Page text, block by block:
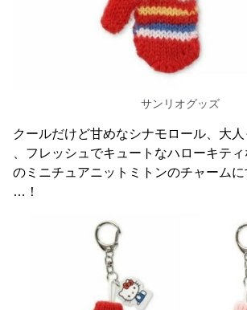
サンリオグッズ
クールだけど甘めなシナモロール、大人
、フレッシュでキュートなハローキテ
のミニチュアニットミトンのチャーム
…！